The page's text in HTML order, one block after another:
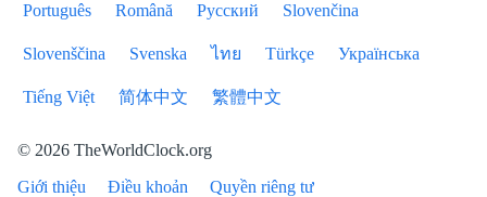
Português Română Русский Slovenčina
Slovenščina Svenska ไทย Türkçe Українська
Tiếng Việt 简体中文 繁體中文
© 2026 TheWorldClock.org
Giới thiệu
Điều khoản Quyền riêng tư